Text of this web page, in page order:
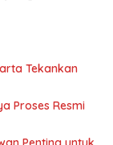
Tekankan
Proses Resmi